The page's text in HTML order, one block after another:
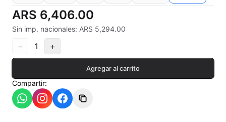
Contramoldes
Crisoles refractarios
Engobes
Esmaltes Artisticos
ARS 6,406.00
Sin imp. nacionales: ARS 5,294.00
− 1 +
Agregar al carrito
Compartir: